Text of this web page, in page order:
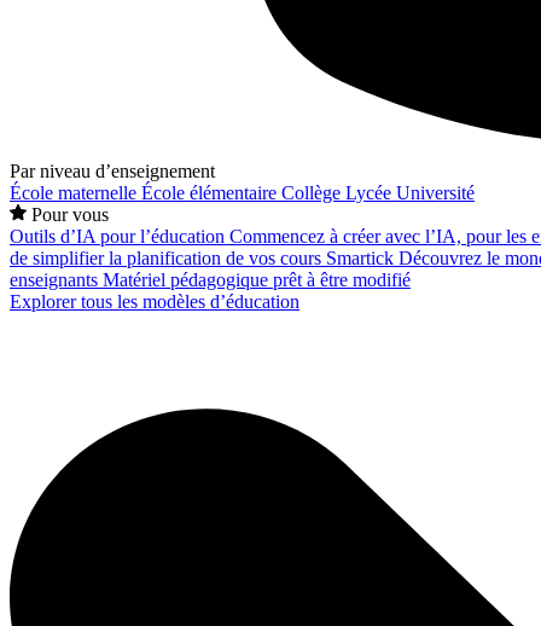
Par niveau d’enseignement
École maternelle École élémentaire Collège Lycée Université
Pour vous
Outils d’IA pour l’éducation Commencez à créer avec l’IA, pour les
de simplifier la planification de vos cours Smartick Découvrez le
enseignants Matériel pédagogique prêt à être modifié
Explorer tous les modèles d’éducation